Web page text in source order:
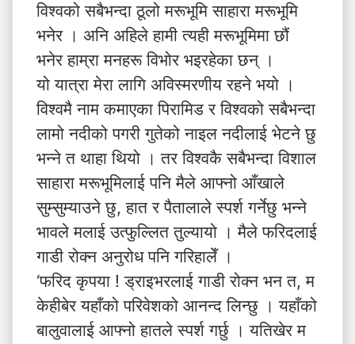
विश्वको सबैभन्दा ठूलो मरूभूमि साहारा मरूभूमि
भनेर । अनि अहिले हामी त्यही मरूभूमिमा छौं
भनेर हाम्रा मनहरू विभोर भइरहेका छन् ।
यो यात्रा मेरा लागि अविस्मरणीय रहने भयो ।
विश्वमै नाम कमाएका पिरामिड र विश्वको सबैभन्दा
लामो नदीको पगरी गुतेको नाइल नदीलाई भेटने छु
भन्ने त थाहा थियो । तर विश्वकै सबैभन्दा विशाल
साहारा मरूभूमिलाई पनि मैले आफ्नो आँखाले
सुम्सुम्याउने छु, हात र पैतालाले स्पर्श गर्नेछु भन्ने
भावले मलाई उत्फुल्लित तुल्यायो । मैले फरिदलाई
गाडी रोक्न अनुरोध पनि गरिहालेँ ।
‘फरिद कृपया ! ड्राइभरलाई गाडी रोक्न भन त, म
केहीबेर यहाँको परिवेशको आनन्द लिन्छु । यहाँको
बालुवालाई आफ्नो हातले स्पर्श गर्छु । यतिखेर म